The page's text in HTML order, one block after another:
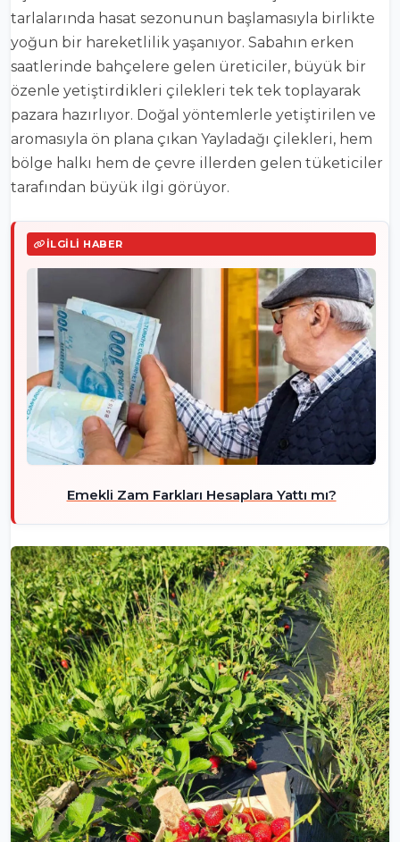
tarlalarında hasat sezonunun başlamasıyla birlikte
yoğun bir hareketlilik yaşanıyor. Sabahın erken
saatlerinde bahçelere gelen üreticiler, büyük bir
özenle yetiştirdikleri çilekleri tek tek toplayarak
pazara hazırlıyor. Doğal yöntemlerle yetiştirilen ve
aromasıyla ön plana çıkan Yayladağı çilekleri, hem
bölge halkı hem de çevre illerden gelen tüketiciler
tarafından büyük ilgi görüyor.
İLGILI HABER
Emekli Zam Farkları Hesaplara Yattı mı?